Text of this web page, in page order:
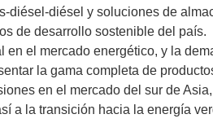
diésel y soluciones de
de desarrollo sostenible del país.
el mercado energético, y la
la gama completa de
en el mercado del sur de
a la transición hacia la energía